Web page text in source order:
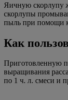
Яичную скорлупу
скорлупы
пыль при помощи
Как
Приготовленную
выращивания
по 1 ч. л. смеси и